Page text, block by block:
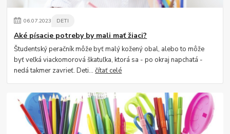
06.07.2023 DETI
Aké písacie potreby by mali mať žiaci?
Študentský peračník môže byť malý kožený obal, alebo to môže
byť veľká viackomorová škatuľka, ktorá sa - po okraj napchatá -
nedá takmer zavrieť. Deti...čítať celé